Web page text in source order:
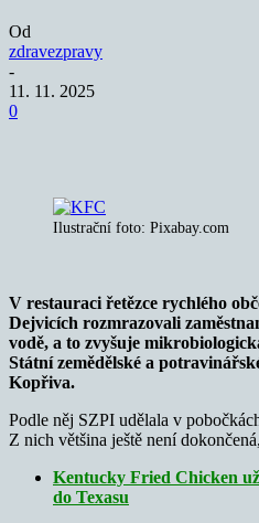
Od
zdravezpravy
-
11. 11. 2025
0
Ilustrační foto: Pixabay.com
V restauraci řetězce rychlého
Dejvicích rozmrazovali
vodě, a to zvyšuje
Státní zemědělské a
Kopřiva.
Podle něj SZPI udělala v
Z nich většina ještě není
Kentucky Fried Chicken
do Texasu